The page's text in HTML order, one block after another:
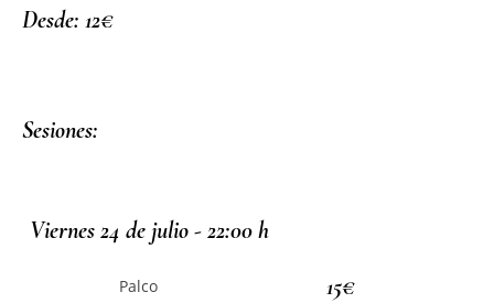
Desde: 12€
Sesiones:
Viernes 24 de julio - 22:00 h
Palco 15€